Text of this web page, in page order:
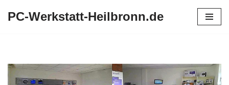
PC-Werkstatt-Heilbronn.de